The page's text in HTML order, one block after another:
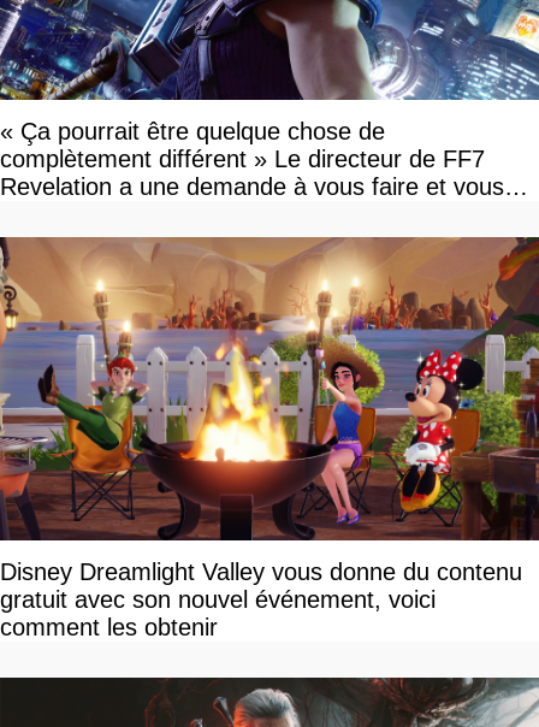
« Ça pourrait être quelque chose de
complètement différent » Le directeur de FF7
Revelation a une demande à vous faire et vous
Disney Dreamlight Valley vous donne du contenu
gratuit avec son nouvel événement, voici
comment les obtenir